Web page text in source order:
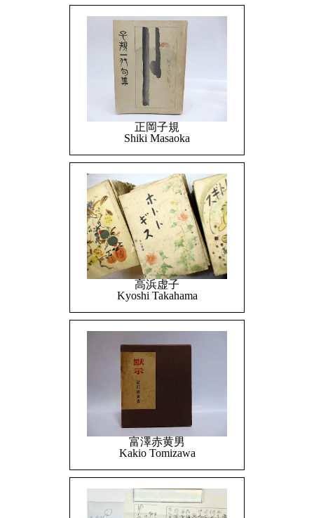
正岡子規
Shiki Masaoka
高浜虚子
Kyoshi Takahama
富澤赤黄男
Kakio Tomizawa